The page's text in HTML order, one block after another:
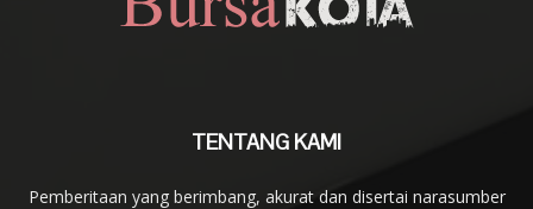
TENTANG KAMI
Pemberitaan yang berimbang, akurat dan disertai narasumber